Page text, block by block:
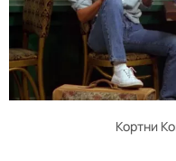
Кортни